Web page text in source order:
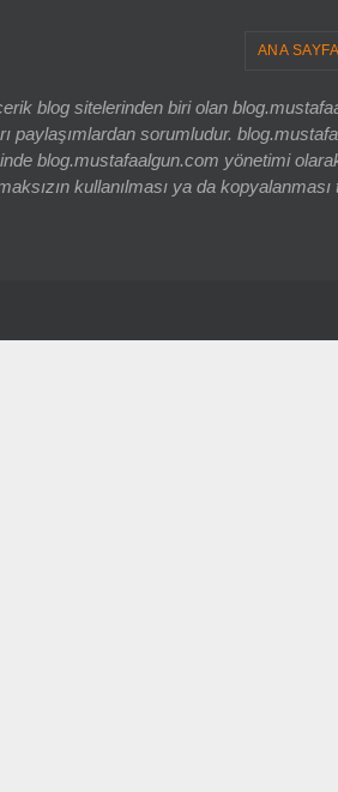
ANA SAYFA
blog sitelerinden biri olan
paylaşımlardan sorumludur.
blog.mustafaalgun.com yönetimi
kullanılması ya da